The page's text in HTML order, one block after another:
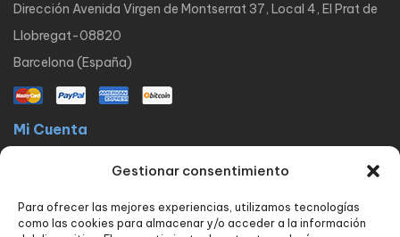
Gestionar consentimiento
Para ofrecer las mejores experiencias, utilizamos tecnologías
como las cookies para almacenar y/o acceder a la información
Dirección Avenida Virgen de Montserrat 37, Local 4, El Prat de
Llobregat-08820
Barcelona (España)
Mi Cuenta
Políticas